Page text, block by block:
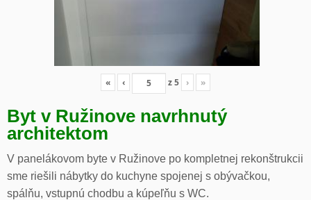
« ‹ z5 › »
Byt v Ružinove navrhnutý
architektom
V panelákovom byte v Ružinove po kompletnej rekonštrukcii
sme riešili nábytky do kuchyne spojenej s obývačkou,
spálňu, vstupnú chodbu a kúpeľňu s WC.